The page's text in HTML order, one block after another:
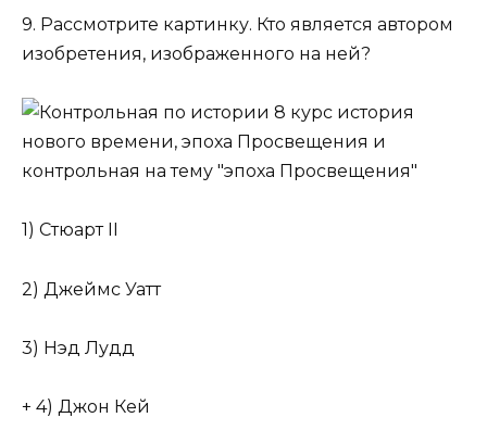
9. Рассмотрите картинку. Кто является автором
изобретения, изображенного на ней?
1) Стюарт II
2) Джеймс Уатт
3) Нэд Лудд
+ 4) Джон Кей